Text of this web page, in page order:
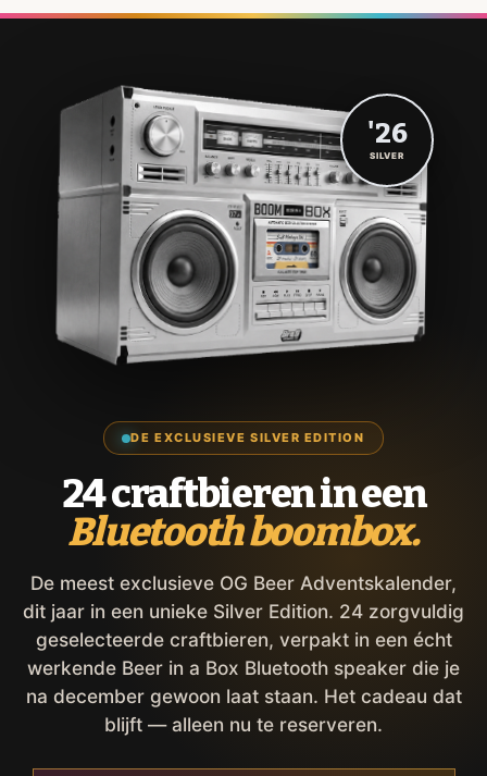
DE EXCLUSIEVE SILVER EDITION
24 craftbieren in een
Bluetooth boombox.
De meest exclusieve OG Beer Adventskalender,
dit jaar in een unieke Silver Edition. 24 zorgvuldig
geselecteerde craftbieren, verpakt in een écht
werkende Beer in a Box Bluetooth speaker die je
na december gewoon laat staan. Het cadeau dat
blijft — alleen nu te reserveren.
'26
SILVER